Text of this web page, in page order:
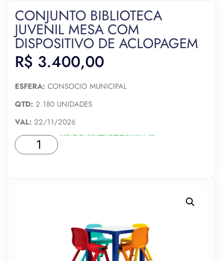
CONJUNTO BIBLIOTECA
JUVENIL MESA COM
DISPOSITIVO DE ACLOPAGEM
R$ 3.400,00
ESFERA: CONSOCIO MUNICIPAL
QTD: 2.180 UNIDADES
VAL: 22/11/2026
ADICIONAR AO CARRINHO